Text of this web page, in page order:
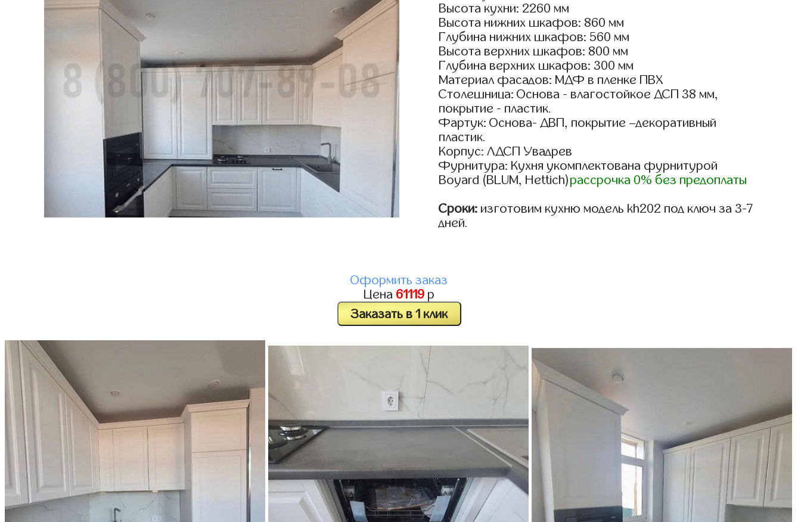
Высота кухни: 2260 мм
Высота нижних шкафов: 860 мм
Глубина нижних шкафов: 560 мм
Высота верхних шкафов: 800 мм
Глубина верхних шкафов: 300 мм
Материал фасадов: МДФ в пленке ПВХ
Столешница: Основа - влагостойкое ДСП 38 мм,
покрытие - пластик.
Фартук: Основа- ДВП, покрытие –декоративный
пластик.
Корпус: ЛДСП Увадрев
Фурнитура: Кухня укомплектована фурнитурой
Boyard (BLUM, Hettich)рассрочка 0% без предоплаты
Сроки: изготовим кухню модель kh202 под ключ за 3-7
дней.
Оформить заказ
Цена 61119 р
Заказать в 1 клик